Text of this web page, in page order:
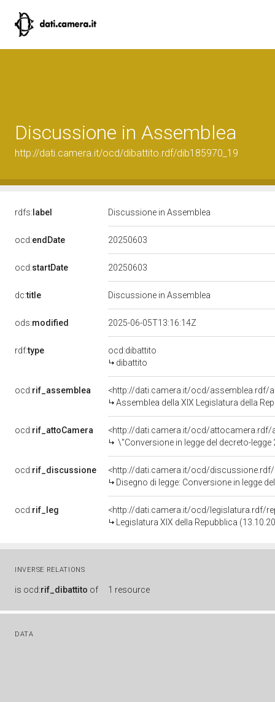
Discussione in Assemblea
http://dati.camera.it/ocd/dibattito.rdf/dib185970_19
rdfs: label Discussione in Assemblea
ocd:endDate 20250603
ocd:startDate 20250603
dc:title Discussione in Assemblea
ods:modified 2025-06-05T13:16:14Z
rdf:type
ocd:dibattito
dibattito
ocd:rif_assemblea
<http://dati.camera.it/ocd/assemblea.rdf/
Assemblea della XIX Legislatura della
ocd:rif_attoCamera
<http://dati.camera.it/ocd/attocamera.rdf/
\"Conversione in legge del decreto-legge 21 maggio 2025, n. 73, recante misure urgenti per garantire la continuit&agrave; nella realizzazione di infrastrutture strategiche e nella gestione di
ocd:rif_discussione
<http://dati.camera.it/ocd/discussione.rdf/
Disegno di legge: Conversione in legge del decreto-legge 21 maggio 2025, n. 73, recante misure urgenti per garantire la continuità nella realizzazione di infrastrutture
ocd:rif_leg
<http://dati.camera.it/ocd/legislatura.rdf/
Legislatura XIX della Repubblica
INVERSE RELATIONS
is ocd:rif_dibattito of 1 resource
DATA